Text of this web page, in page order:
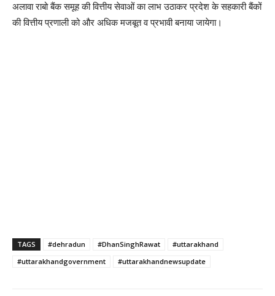
अलावा राबो बैंक समूह की वित्तीय सेवाओं का लाभ उठाकर प्रदेश के सहकारी बैंकों
की वित्तीय प्रणाली को और अधिक मजबूत व प्रभावी बनाया जायेगा।
TAGS #dehradun #DhanSinghRawat
#uttarakhand
#uttarakhandgovernment
#uttarakhandnewsupdate